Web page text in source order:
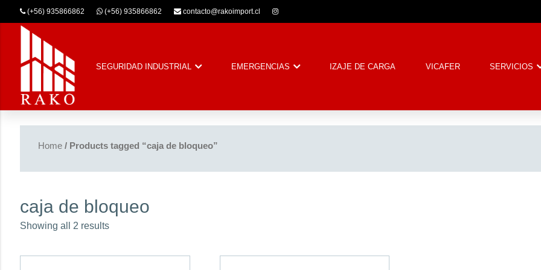
(+56) 935866862 (+56) 935866862 contacto@rakoimport.cl
SEGURIDAD INDUSTRIAL EMERGENCIAS IZAJE DE CARGA VICAFER
SERVICIOS
Home / Products tagged “caja de bloqueo”
caja de bloqueo
Showing all 2 results